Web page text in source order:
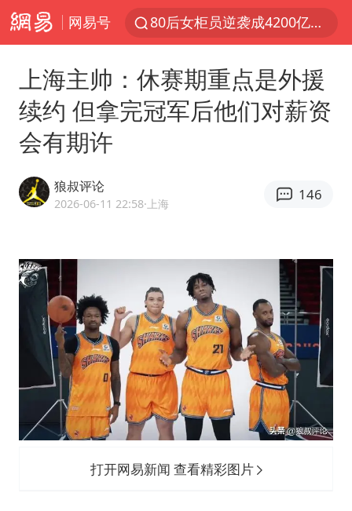
网易号
80后女柜员逆袭成4200亿银行副行长
金饰克价大幅跳涨
台风白海豚可能在浙闽沿海登陆
龚宝冬烈士安葬仪式举行
浙江舟山21条水上客运航线停航
今年4位周星驰电影配角去世
号召领导带头休假 是大家不想休吗
中国五箭齐发反制美国
律师称“梅姨”若满75岁或不适用死刑
要给全体职工“应休尽休”的底气
上海主帅：休赛期重点是外援
续约 但拿完冠军后他们对薪资
会有期许
狼叔评论
2026-06-11 22:58·上海
146
打开网易新闻 查看精彩图片